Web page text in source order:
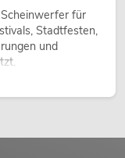
für
Stadtfesten,
und